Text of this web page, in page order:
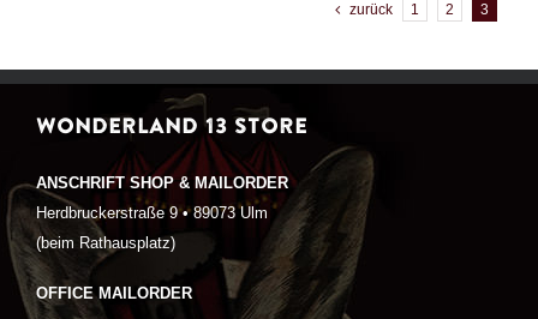
zurück 1 2 3
WONDERLAND 13 STORE
ANSCHRIFT SHOP & MAILORDER
Herdbruckerstraße 9 • 89073 Ulm
(beim Rathausplatz)
OFFICE MAILORDER